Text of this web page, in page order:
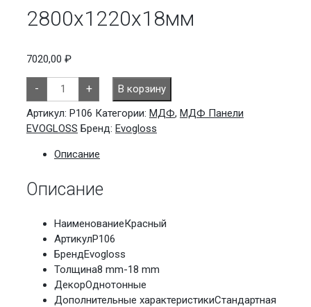
2800х1220х18мм
7020,00 ₽
-
Количество
товара
Красный
глянец
Р106
2800х1220х18мм
+
В корзину
Артикул: P106 Категории: МДФ, МДФ Панели
EVOGLOSS Бренд: Evogloss
Описание
Описание
НаименованиеКрасный
АртикулP106
БрендEvogloss
Толщина8 mm-18 mm
ДекорОднотонные
Дополнительные характеристикиСтандартная